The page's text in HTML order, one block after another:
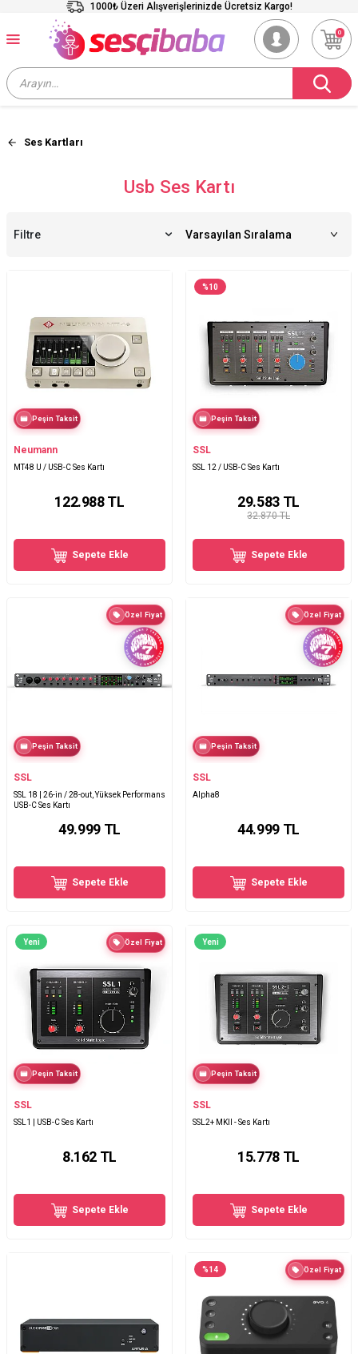
1000₺ Üzeri Alışverişlerinizde Ücretsiz Kargo!
0
Ses Kartları
Usb Ses Kartı
Filtre
Peşin Taksit
Neumann
MT48 U / USB-C Ses Kartı
122.988TL
Sepete Ekle
%10
Peşin Taksit
SSL
SSL 12 / USB-C Ses Kartı
32.870 TL
29.583TL
Sepete Ekle
Özel Fiyat
Peşin Taksit
SSL
SSL 18 | 26-in / 28-out, Yüksek Performans
USB-C Ses Kartı
49.999TL
Sepete Ekle
Özel Fiyat
Peşin Taksit
SSL
Alpha8
44.999TL
Sepete Ekle
Yeni Özel Fiyat
Peşin Taksit
SSL
SSL1 | USB-C Ses Kartı
8.162 TL
Sepete Ekle
Yeni
Peşin Taksit
SSL
SSL2+ MKII - Ses Kartı
15.778TL
Sepete Ekle
%14 Özel Fiyat